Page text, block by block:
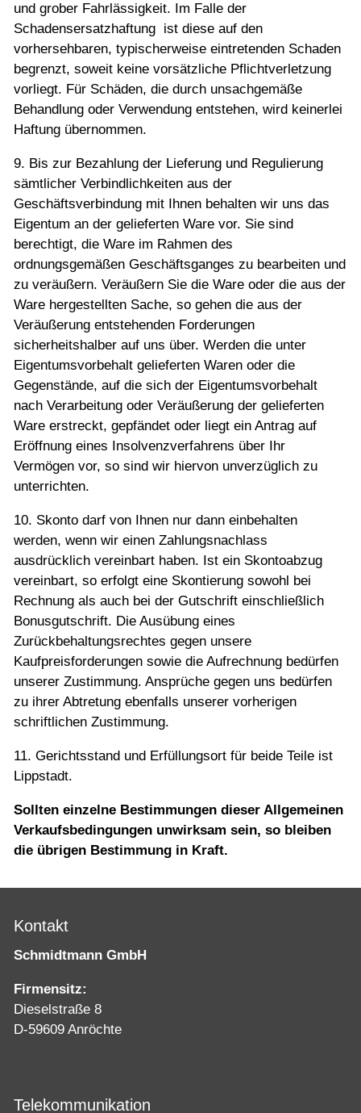
und grober Fahrlässigkeit. Im Falle der
Schadensersatzhaftung ist diese auf den
vorhersehbaren, typischerweise eintretenden Schaden
begrenzt, soweit keine vorsätzliche Pflichtverletzung
vorliegt. Für Schäden, die durch unsachgemäße
Behandlung oder Verwendung entstehen, wird keinerlei
Haftung übernommen.
9. Bis zur Bezahlung der Lieferung und Regulierung
sämtlicher Verbindlichkeiten aus der
Geschäftsverbindung mit Ihnen behalten wir uns das
Eigentum an der gelieferten Ware vor. Sie sind
berechtigt, die Ware im Rahmen des
ordnungsgemäßen Geschäftsganges zu bearbeiten und
zu veräußern. Veräußern Sie die Ware oder die aus der
Ware hergestellten Sache, so gehen die aus der
Veräußerung entstehenden Forderungen
sicherheitshalber auf uns über. Werden die unter
Eigentumsvorbehalt gelieferten Waren oder die
Gegenstände, auf die sich der Eigentumsvorbehalt
nach Verarbeitung oder Veräußerung der gelieferten
Ware erstreckt, gepfändet oder liegt ein Antrag auf
Eröffnung eines Insolvenzverfahrens über Ihr
Vermögen vor, so sind wir hiervon unverzüglich zu
unterrichten.
10. Skonto darf von Ihnen nur dann einbehalten
werden, wenn wir einen Zahlungsnachlass
ausdrücklich vereinbart haben. Ist ein Skontoabzug
vereinbart, so erfolgt eine Skontierung sowohl bei
Rechnung als auch bei der Gutschrift einschließlich
Bonusgutschrift. Die Ausübung eines
Zurückbehaltungsrechtes gegen unsere
Kaufpreisforderungen sowie die Aufrechnung bedürfen
unserer Zustimmung. Ansprüche gegen uns bedürfen
zu ihrer Abtretung ebenfalls unserer vorherigen
schriftlichen Zustimmung.
11. Gerichtsstand und Erfüllungsort für beide Teile ist
Lippstadt.
Sollten einzelne Bestimmungen dieser Allgemeinen
Verkaufsbedingungen unwirksam sein, so bleiben
die übrigen Bestimmung in Kraft.
Kontakt
Schmidtmann GmbH
Firmensitz:
Dieselstraße 8
D-59609 Anröchte
Telekommunikation